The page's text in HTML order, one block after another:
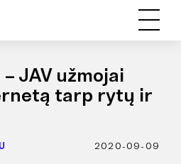
JAV užmojai
tarp rytų ir
2020-09-09